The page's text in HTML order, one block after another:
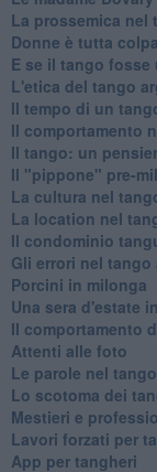
La prossemica nel
Donne è tutta
E se il tango fosse
L'etica del tango
Il tempo di un
Il comportamento
Il tango: un
Il "pippone" pre-
La cultura nel
La location nel
Il condominio
Gli errori nel tango
Porcini in milonga
Una sera d'estate
Il comportamento
Attenti alle foto
Le parole nel
Lo scotoma dei
Mestieri e
Lavori forzati per
App per tangheri